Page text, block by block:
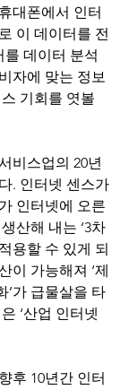
대폰에서 인터
이 데이터를 전
를 데이터 분석
자에 맞는 정보
기회를 엿볼
비스업의 20년
. 인터넷 센스가
인터넷에 오른
산해 내는 ‘3차
용할 수 있게 되
이 가능해져 ‘제
’가 급물살을 타
‘산업 인터넷
후 10년간 인터